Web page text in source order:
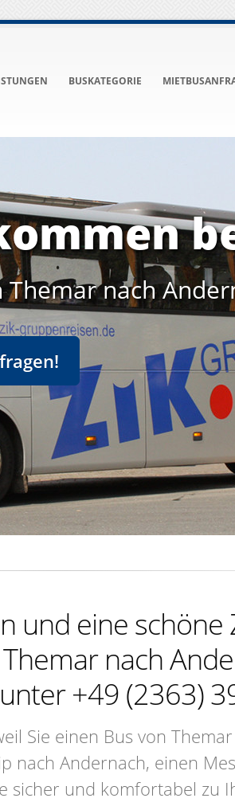
BUSKATEGORIE
nach
und eine schöne
nach
+49 (2363)
Sie einen Bus von
nach Andernach, einen
sicher und komfortabel zu